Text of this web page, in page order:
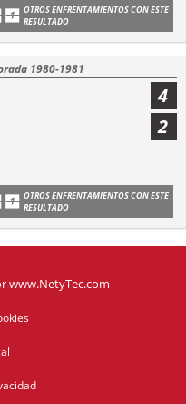
OTROS ENFRENTAMIENTOS CON ESTE
RESULTADO
1980-1981
4
2
OTROS ENFRENTAMIENTOS CON ESTE
RESULTADO
www.NetyTec.com